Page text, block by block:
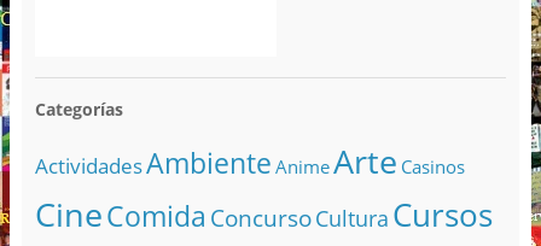
Categorías
ActividadesAmbiente AnimeArte Casinos
CineComida ConcursoCultura Cursos